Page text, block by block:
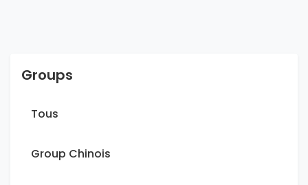
Groups
Tous
Group Chinois